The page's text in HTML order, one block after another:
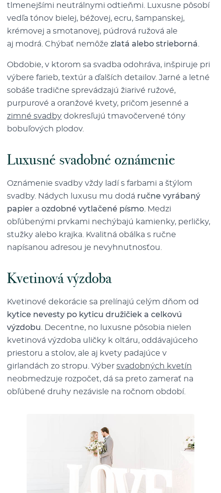
tlmenejšími neutrálnymi odtieňmi. Luxusne pôsobí
vedľa tónov bielej, béžovej, ecru, šampanskej,
krémovej a smotanovej, púdrová ružová ale
aj modrá. Chýbať nemôže zlatá alebo strieborná
Obdobie, v ktorom sa svadba odohráva, inšpiruje pri
výbere farieb, textúr a ďalších detailov. Jarné a letné
sobáše tradične sprevádzajú žiarivé ružové,
purpurové a oranžové kvety, pričom jesenné a
zimné svadby dokresľujú tmavočervené tóny
bobuľových plodov.
Luxusné svadobné oznámenie
Oznámenie svadby vždy ladí s farbami a štýlom
svadby. Nádych luxusu mu dodá ručne vyrábaný
papier a ozdobné vytlačené písmo . Medzi
obľúbenými prvkami nechýbajú kamienky, perličky,
stužky alebo krajka. Kvalitná obálka s ručne
napísanou adresou je nevyhnutnosťou.
Kvetinová výzdoba
Kvetinové dekorácie sa prelínajú celým dňom od
kytice nevesty po kyticu družičiek a celkovú
výzdobu . Decentne, no luxusne pôsobia nielen
kvetinová výzdoba uličky k oltáru, oddávajúceho
priestoru a stolov, ale aj kvety padajúce v
girlandách zo stropu. Výber svadobných kvetín
neobmedzuje rozpočet, dá sa preto zamerať na
obľúbené druhy nezávisle na ročnom období.